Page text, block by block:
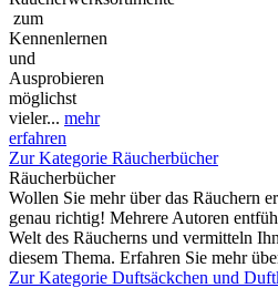
zum
Kennenlernen
und
Ausprobieren
möglichst
vieler... mehr
erfahren
Zur Kategorie Räucherbücher
Räucherbücher
Wollen Sie mehr über das Räuchern
genau richtig! Mehrere Autoren
Welt des Räucherns und vermitteln
diesem Thema. Erfahren Sie mehr
Zur Kategorie Duftsäckchen und